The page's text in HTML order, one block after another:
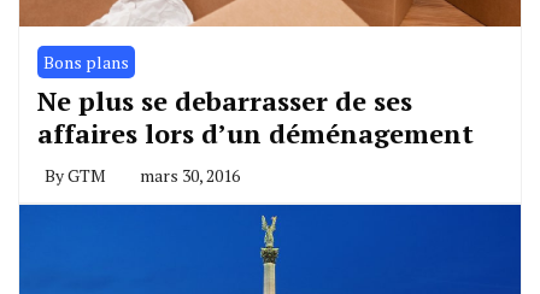
Bons plans
Ne plus se debarrasser de ses
affaires lors d’un déménagement
ByGTM mars 30, 2016